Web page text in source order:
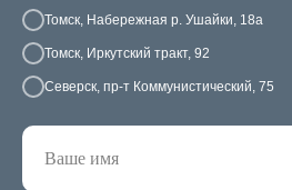
Томск, Набережная р. Ушайки, 18а
Томск, Иркутский тракт, 92
Северск, пр-т Коммунистический, 75